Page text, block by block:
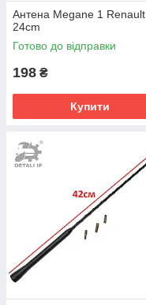
Антена Megane 1 Renault
24cm
Готово до відправки
198 ₴
Купити